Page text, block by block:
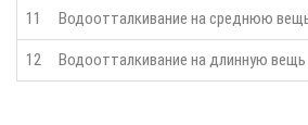
11 Водоотталкивание на среднюю
12 Водоотталкивание на длинную вещь